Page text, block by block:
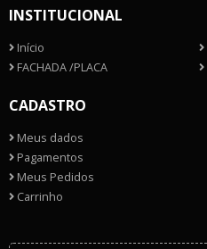
INSTITUCIONAL
Início
FACHADA /PLACA
CADASTRO
Meus dados
Pagamentos
Meus Pedidos
Carrinho